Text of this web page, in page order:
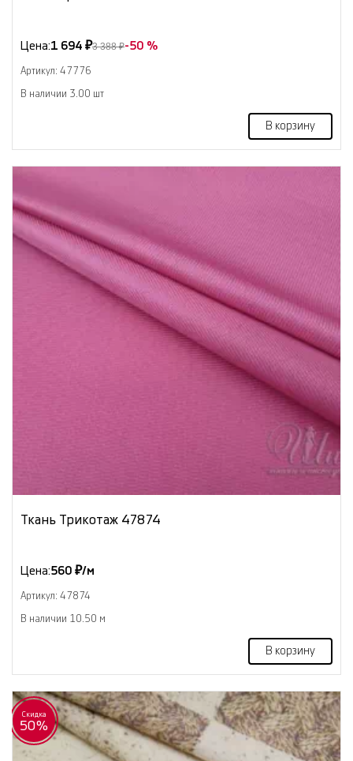
Цена:1 694 ₽3 388 ₽-50 %
Артикул: 47776
В наличии 3.00 шт
В корзину
Ткань Трикотаж 47874
Цена:560 ₽/м
Артикул: 47874
В наличии 10.50 м
В корзину
Скидка
50%